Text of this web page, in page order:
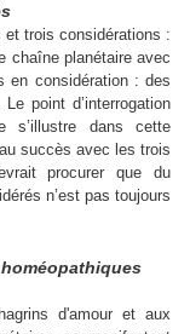
et trois considérations :
chaîne planétaire avec
en considération : des
point d’interrogation
s’illustre dans cette
succès avec les trois
procurer que du
n’est pas toujours
d'amour et aux